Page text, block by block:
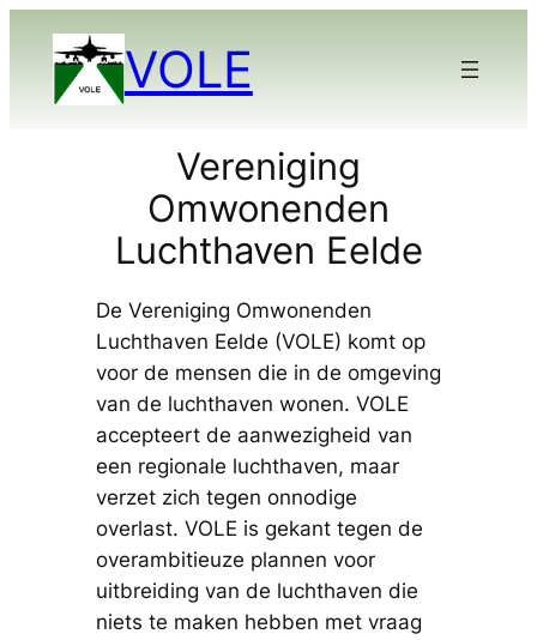
VOLE
Vereniging
Omwonenden
Luchthaven Eelde
De Vereniging Omwonenden
Luchthaven Eelde (VOLE) komt op
voor de mensen die in de omgeving
van de luchthaven wonen. VOLE
accepteert de aanwezigheid van
een regionale luchthaven, maar
verzet zich tegen onnodige
overlast. VOLE is gekant tegen de
overambitieuze plannen voor
uitbreiding van de luchthaven die
niets te maken hebben met vraag